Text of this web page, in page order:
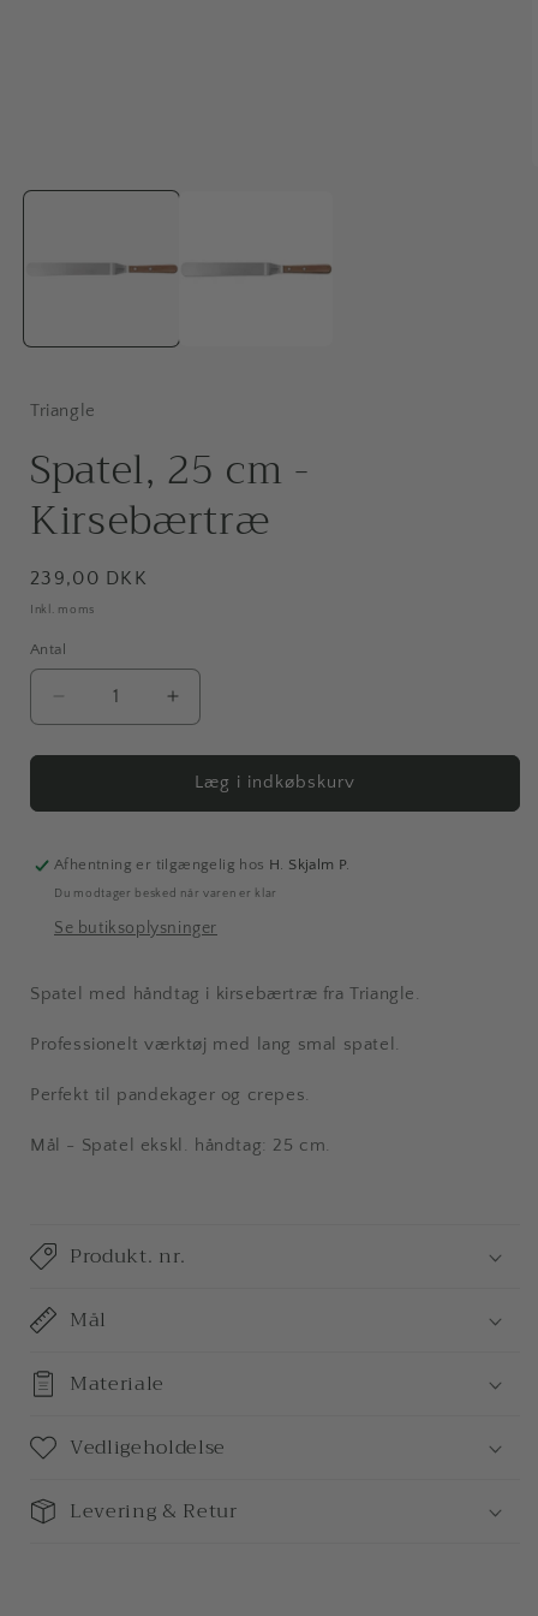
mediet
Triangle
Spatel, 25 cm -
Kirsebærtræ
Normalpris
239,00 DKK
Inkl. moms
Antal
Antal
Reducer
antallet
for
25
-
Kirsebærtræ
Øg
antallet
for
Spatel,
25
-
Kirsebærtræ
Læg i indkøbskurv
Afhentning er tilgængelig hos H. Skjalm P.
Du modtager besked når varen er klar
Se butiksoplysninger
Spatel med håndtag i kirsebærtræ fra Triangle.
Professionelt værktøj med lang smal spatel.
Perfekt til pandekager og crepes.
Mål - Spatel ekskl. håndtag: 25 cm.
Produkt. nr.
Mål
Materiale
Vedligeholdelse
Levering & Retur